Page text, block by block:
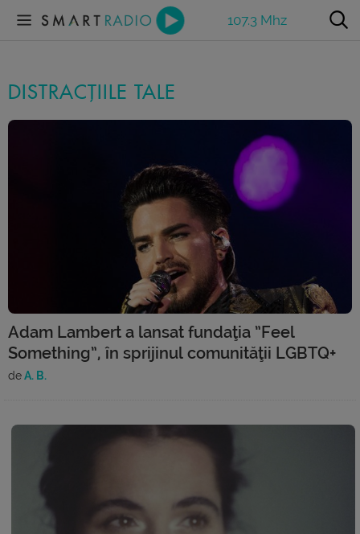
107.3 Mhz
DISTRACȚIILE TALE
Adam Lambert a lansat fundaţia ”Feel
Something”, în sprijinul comunităţii LGBTQ+
deA. B.